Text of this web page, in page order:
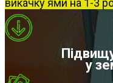
викачку ями на 1-3
у